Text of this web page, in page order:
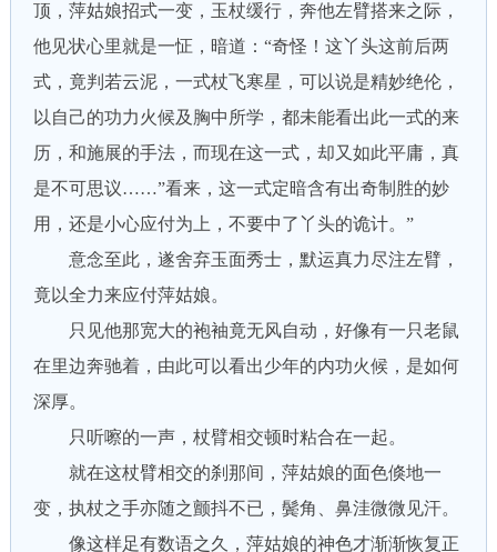
顶，萍姑娘招式一变，玉杖缓行，奔他左臂搭来之际，
他见状心里就是一怔，暗道：“奇怪！这丫头这前后两
式，竟判若云泥，一式杖飞寒星，可以说是精妙绝伦，
以自己的功力火候及胸中所学，都未能看出此一式的来
历，和施展的手法，而现在这一式，却又如此平庸，真
是不可思议……”看来，这一式定暗含有出奇制胜的妙
用，还是小心应付为上，不要中了丫头的诡计。”
意念至此，遂舍弃玉面秀士，默运真力尽注左臂，
竟以全力来应付萍姑娘。
只见他那宽大的袍袖竟无风自动，好像有一只老鼠
在里边奔驰着，由此可以看出少年的内功火候，是如何
深厚。
只听嚓的一声，杖臂相交顿时粘合在一起。
就在这杖臂相交的刹那间，萍姑娘的面色倏地一
变，执杖之手亦随之颤抖不已，鬓角、鼻洼微微见汗。
像这样足有数语之久，萍姑娘的神色才渐渐恢复正